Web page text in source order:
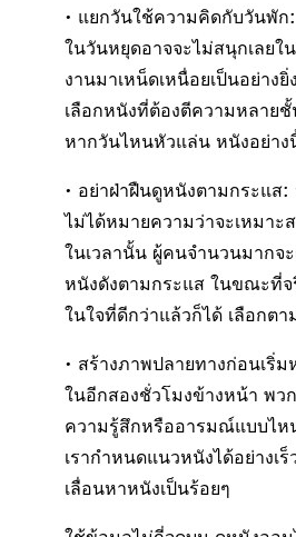
• แยกวันใช้ความคิดกับวันพัก
ในวันหยุดอาจจะไม่สนุกเลยใ
งานมาเหน็ดเหนื่อยเป็นอย่าง
เลือกหนังที่ต้องตีความหลาย
หากวันไหนหัวแล่น หนังอย่า
• อย่าฝ่าฝืนดูหนังตามกระแ
ไม่ได้หมายความว่าจะเหมา
ในเวลานั้น ผู้คนจำนวนมากจะ
หนังดังตามกระแส ในขณะที่จ
ในใจที่ดีกว่าแล้วก็ได้ เลือกตา
• สร้างภาพปลายทางก่อนเริ่
ในอีกสองชั่วโมงข้างหน้า พว
ความรู้สึกหรืออารมณ์แบบไห
เรากำหนดแนวหนังได้อย่างเ
เลื่อนหาหนังเป็นร้อยๆ